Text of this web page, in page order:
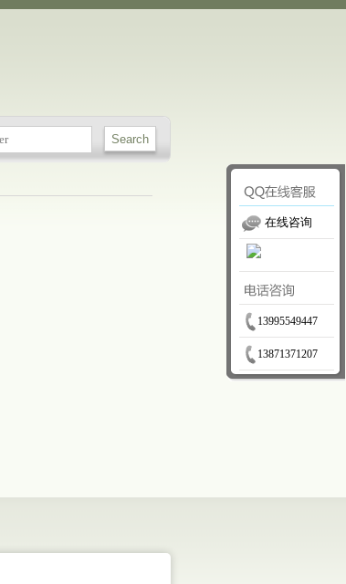
在线咨询
13995549447
13871371207